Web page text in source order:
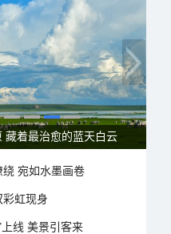
藏着最治愈的蓝天白云
宛如水墨画卷
彩虹现身
线 美景引客来